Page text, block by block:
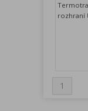
rozhraní
1